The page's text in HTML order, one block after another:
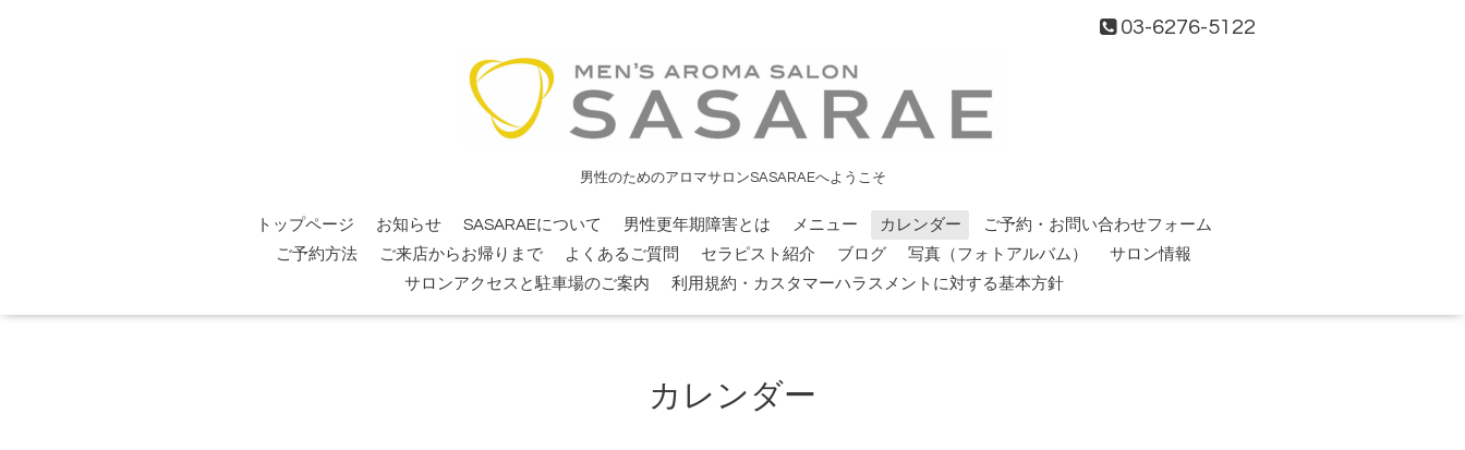
03-6276-5122
男性のためのアロマサロンSASARAEへようこそ
トップページ お知らせ SASARAEについて 男性更年期障害とは メニュー カレンダー
ご予約・お問い合わせフォーム
ご予約方法
ご来店からお帰りまで よくあるご質問 セラピスト紹介 ブログ 写真（フォトアルバム）
サロン情報
サロンアクセスと駐車場のご案内
利用規約・カスタマーハラスメントに対する基本方針
カレンダー